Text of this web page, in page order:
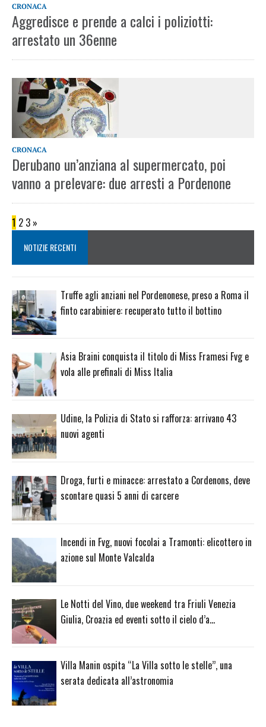
CRONACA
Aggredisce e prende a calci i poliziotti:
arrestato un 36enne
CRONACA
Derubano un’anziana al supermercato, poi
vanno a prelevare: due arresti a Pordenone
1 2 3 »
NOTIZIE RECENTI
Truffe agli anziani nel Pordenonese, preso a Roma il
finto carabiniere: recuperato tutto il bottino
Asia Braini conquista il titolo di Miss Framesi Fvg e
vola alle prefinali di Miss Italia
Udine, la Polizia di Stato si rafforza: arrivano 43
nuovi agenti
Droga, furti e minacce: arrestato a Cordenons, deve
scontare quasi 5 anni di carcere
Incendi in Fvg, nuovi focolai a Tramonti: elicottero in
azione sul Monte Valcalda
Le Notti del Vino, due weekend tra Friuli Venezia
Giulia, Croazia ed eventi sotto il cielo d’a…
Villa Manin ospita “La Villa sotto le stelle”, una
serata dedicata all’astronomia